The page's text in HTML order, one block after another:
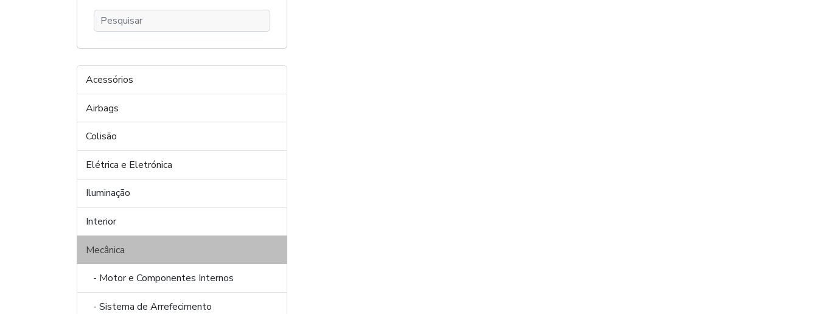
Acessórios
Airbags
Colisão
Elétrica e Eletrónica
Iluminação
Interior
Mecânica
- Motor e Componentes Internos
- Sistema de Arrefecimento